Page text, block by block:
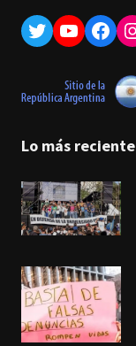
Twitter
Lo más reciente